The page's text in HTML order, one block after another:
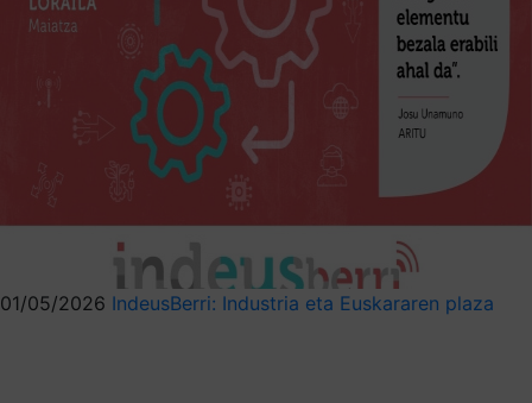
01/05/2026 IndeusBerri: Industria eta Euskararen plaza